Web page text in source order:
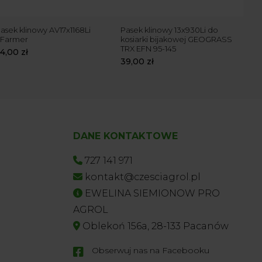
klinowy AV17x1168Li
zł
Pasek klinowy 13x930Li do
kosiarki bijakowej GEOGRASS
TRX EFN 95-145
39,00 zł
DANE KONTAKTOWE
727 141 971
kontakt@czesciagrol.pl
EWELINA SIEMIONOW PRO
AGROL
Oblekoń 156a, 28-133 Pacanów
 Obserwuj nas na Facebooku